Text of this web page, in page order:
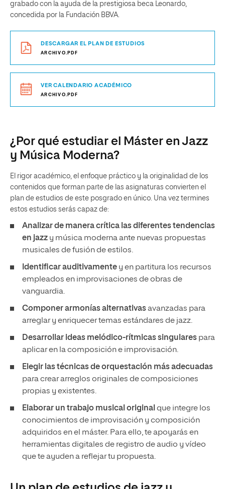
grabado con la ayuda de la prestigiosa beca Leonardo,
concedida por la Fundación BBVA.
DESCARGAR EL PLAN DE ESTUDIOS
ARCHIVO.PDF
VER CALENDARIO ACADÉMICO
ARCHIVO.PDF
¿Por qué estudiar el Máster en Jazz
y Música Moderna?
El rigor académico, el enfoque práctico y la originalidad de los
contenidos que forman parte de las asignaturas convierten el
plan de estudios de este posgrado en único. Una vez termines
estos estudios serás capaz de:
Analizar de manera crítica las diferentes tendencias
en jazz y música moderna ante nuevas propuestas
musicales de fusión de estilos.
Identificar auditivamente y en partitura los recursos
empleados en improvisaciones de obras de
vanguardia.
Componer armonías alternativasavanzadas para
arreglar y enriquecer temas estándares de jazz.
Desarrollar ideas melódico-rítmicas singulares para
aplicar en la composición e improvisación.
Elegir las técnicas de orquestación más adecuadas
para crear arreglos originales de composiciones
propias y existentes.
Elaborar un trabajo musical original que integre los
conocimientos de improvisación y composición
adquiridos en el máster. Para ello, te apoyarás en
herramientas digitales de registro de audio y vídeo
que te ayuden a reflejar tu propuesta.